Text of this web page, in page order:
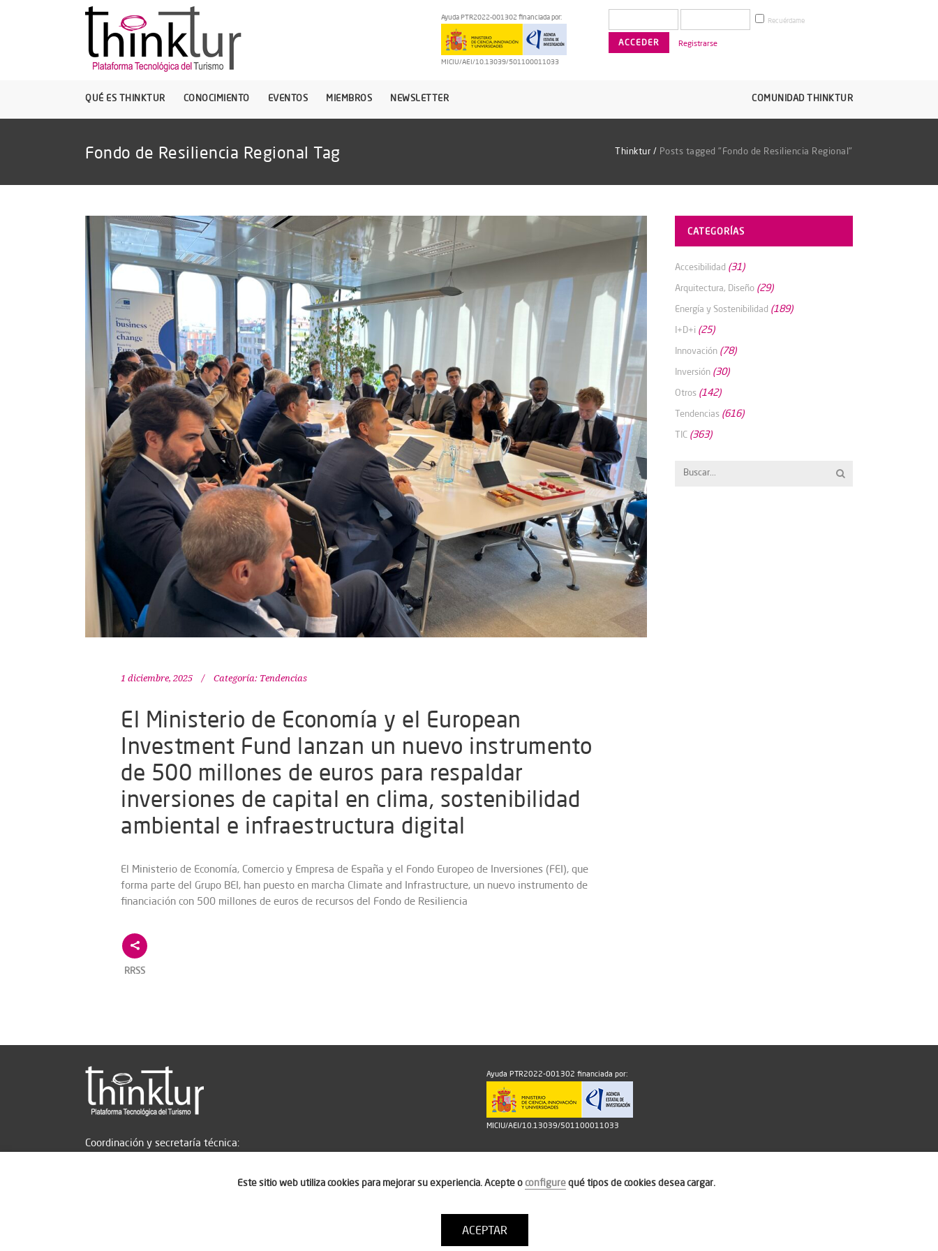
Ayuda PTR2022-001302 financiada por:
MICIU/AEI/10.13039/501100011033
Recuérdame
Registrarse
QUÉ ES THINKTUR CONOCIMIENTO EVENTOS MIEMBROS NEWSLETTER COMUNIDAD THINKTUR
Fondo de Resiliencia Regional Tag Thinktur / Posts tagged "Fondo de Resiliencia Regional"
1 diciembre, 2025 Categoría: Tendencias
El Ministerio de Economía y el European
Investment Fund lanzan un nuevo instrumento
de 500 millones de euros para respaldar
inversiones de capital en clima, sostenibilidad
ambiental e infraestructura digital
El Ministerio de Economía, Comercio y Empresa de España y el Fondo Europeo de Inversiones (FEI), que
forma parte del Grupo BEI, han puesto en marcha Climate and Infrastructure, un nuevo instrumento de
financiación con 500 millones de euros de recursos del Fondo de Resiliencia
RRSS
CATEGORÍAS
Accesibilidad (31)
Arquitectura, Diseño (29)
Energía y Sostenibilidad (189)
I+D+i (25)
Innovación (78)
Inversión (30)
Otros (142)
Tendencias (616)
TIC (363)
Coordinación y secretaría técnica:
Ayuda PTR2022-001302 financiada por:
MICIU/AEI/10.13039/501100011033
Condiciones de uso Contacto: thinktur@ithotelero.com
Este sitio web utiliza cookies para mejorar su experiencia. Acepte oconfigurequé tipos de cookies desea cargar.
ACEPTAR